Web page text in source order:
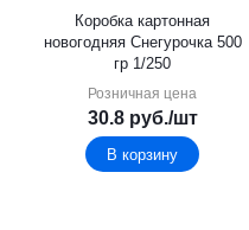
Коробка картонная
новогодняя Снегурочка 500
гр 1/250
Розничная цена
30.8руб./шт
В корзину